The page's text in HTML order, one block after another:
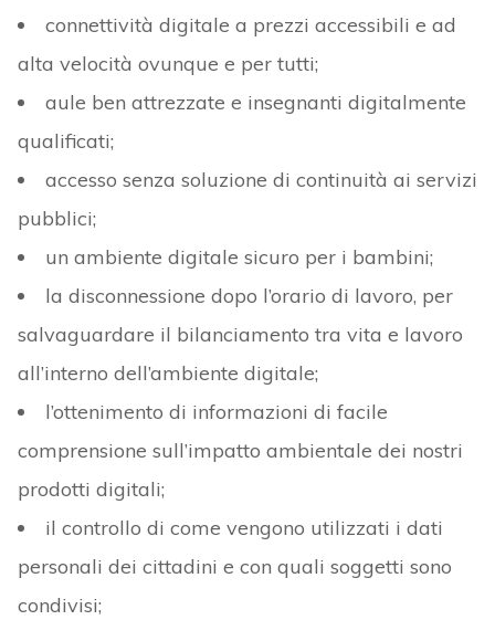
connettività digitale a prezzi accessibili e ad
alta velocità ovunque e per tutti;
aule ben attrezzate e insegnanti digitalmente
qualificati;
accesso senza soluzione di continuità ai servizi
pubblici;
un ambiente digitale sicuro per i bambini;
la disconnessione dopo l’orario di lavoro, per
salvaguardare il bilanciamento tra vita e lavoro
all’interno dell’ambiente digitale;
l’ottenimento di informazioni di facile
comprensione sull’impatto ambientale dei nostri
prodotti digitali;
il controllo di come vengono utilizzati i dati
personali dei cittadini e con quali soggetti sono
condivisi;